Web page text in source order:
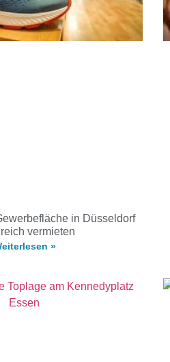
in Düsseldorf
vermieten
»